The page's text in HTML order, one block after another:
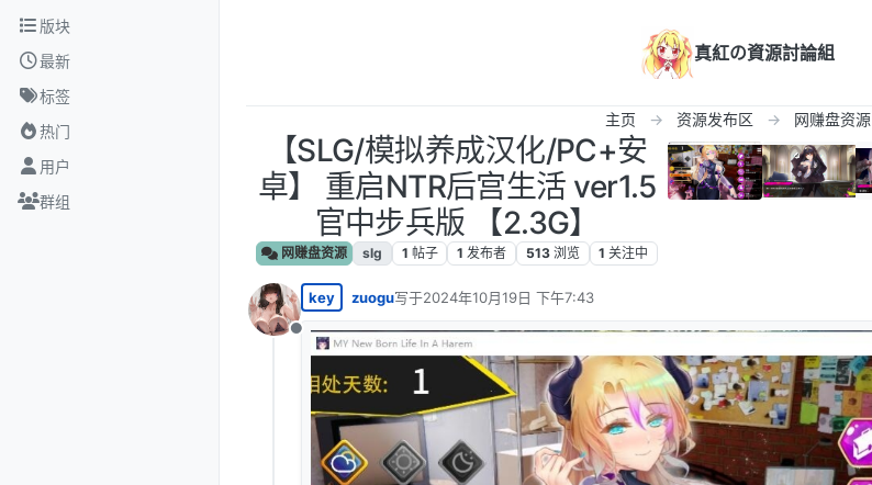
跳转至内容
版块
最新
标签
热门
用户
群组
真紅の資源討論組
主页 资源发布区 网赚盘资源
【SLG/模拟养成汉化/PC+安
卓】 重启NTR后宫生活 ver1.5
官中步兵版 【2.3G】
网赚盘资源 slg 1 帖子 1 发布者 513 浏览 1 关注中
离线
key zuogu写于2024年10月19日 下午7:43
最后由 编辑